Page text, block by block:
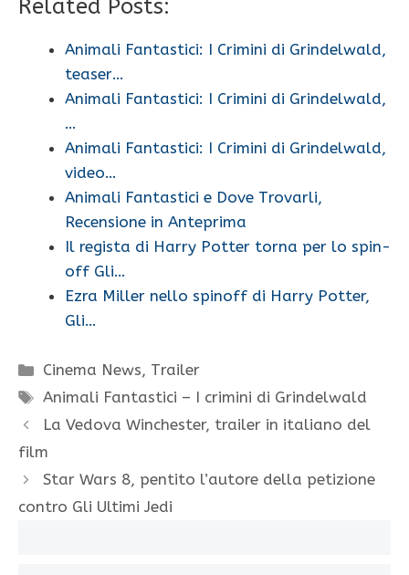
Related Posts:
Animali Fantastici: I Crimini di Grindelwald,
teaser…
Animali Fantastici: I Crimini di Grindelwald,
…
Animali Fantastici: I Crimini di Grindelwald,
video…
Animali Fantastici e Dove Trovarli,
Recensione in Anteprima
Il regista di Harry Potter torna per lo spin-
off Gli…
Ezra Miller nello spinoff di Harry Potter,
Gli…
Categorie
Cinema News, Trailer
Tag
Animali Fantastici – I crimini di Grindelwald
La Vedova Winchester, trailer in italiano del
film
Star Wars 8, pentito l’autore della petizione
contro Gli Ultimi Jedi